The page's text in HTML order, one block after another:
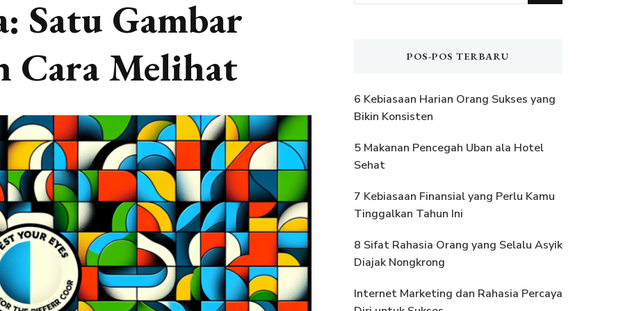
Satu Gambar
Cara Melihat
POS-POS TERBARU
6 Kebiasaan Harian Orang Sukses yang
Bikin Konsisten
5 Makanan Pencegah Uban ala Hotel
Sehat
7 Kebiasaan Finansial yang Perlu Kamu
Tinggalkan Tahun Ini
8 Sifat Rahasia Orang yang Selalu Asyik
Diajak Nongkrong
Internet Marketing dan Rahasia Percaya